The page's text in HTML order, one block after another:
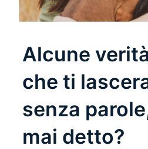
Alcune
che ti
senza
mai detto?